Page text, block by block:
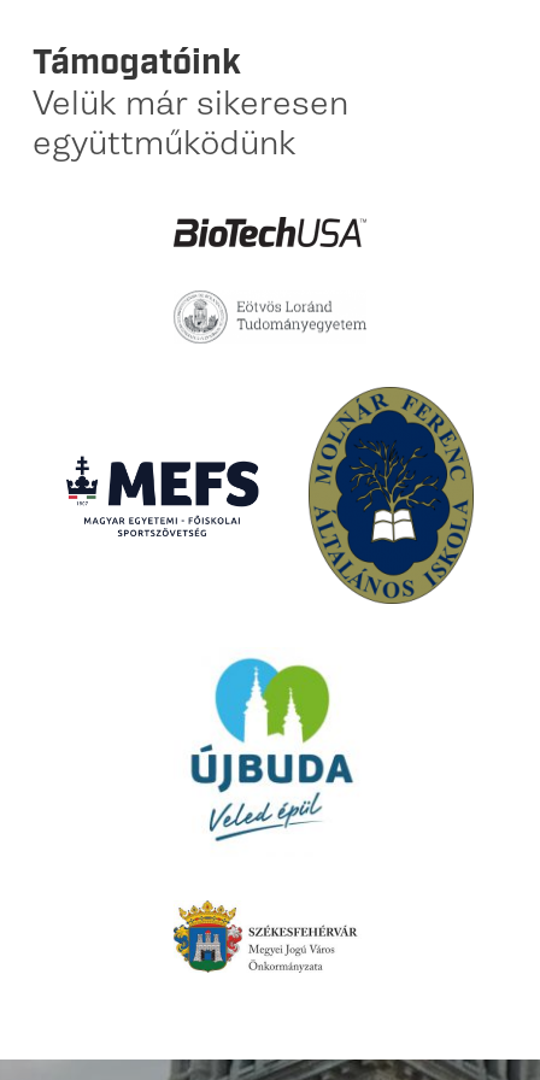
Támogatóink
Velük már sikeresen
együttműködünk